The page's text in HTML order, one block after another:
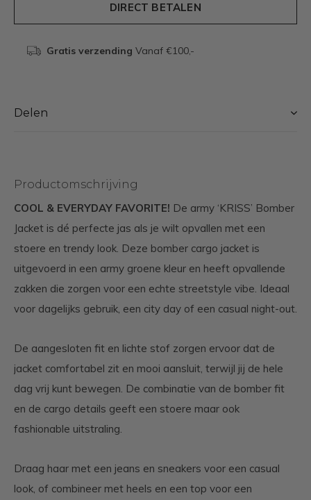
DIRECT BETALEN
Gratis verzending Vanaf €100,-
Delen
Productomschrijving
COOL & EVERYDAY FAVORITE! De army ‘KRISS’ Bomber
Jacket is dé perfecte jas als je wilt opvallen met een
stoere en trendy look. Deze bomber cargo jacket is
uitgevoerd in een army groene kleur en heeft opvallende
zakken die zorgen voor een echte streetstyle vibe. Ideaal
voor dagelijks gebruik, een city day of een casual night-out.
De aangesloten fit en lichte stof zorgen ervoor dat de
jacket comfortabel zit en mooi aansluit, terwijl jij de hele
dag vrij kunt bewegen. De combinatie van de bomber fit
en de cargo details geeft een stoere maar ook
fashionable uitstraling.
Draag haar met een jeans en sneakers voor een casual
look, of combineer met heels en een top voor een